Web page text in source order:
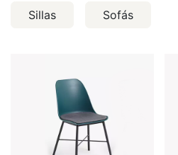
Sillas Sofás